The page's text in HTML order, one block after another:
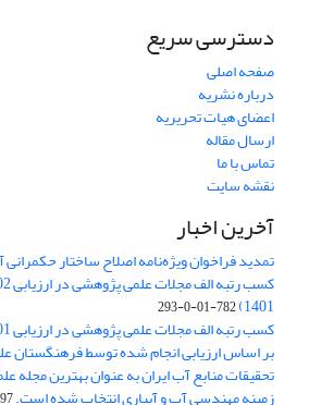
دسترسی سریع
صفحه اصلی
درباره نشریه
اعضای هیات تحریریه
ارسال مقاله
تماس با ما
نقشه سایت
آخرین اخبار
تمدید فراخوان ویژه‌نامه اصلاح ساختار
1401)
782-01-0-293
کسب رتبه الف مجلات علمی پژوهشی در ارزیابی 1401
تحقیقات منابع آب ایران به عنوان بهترین
زمینه مهندسی آب و آبیاری انتخاب شده است.01